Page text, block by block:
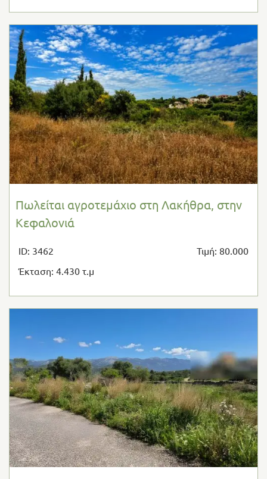
Πωλείται αγροτεμάχιο στη Λακήθρα, στην
Κεφαλονιά
ID: 3462
Τιμή: 80.000
Έκταση: 4.430 τ.μ